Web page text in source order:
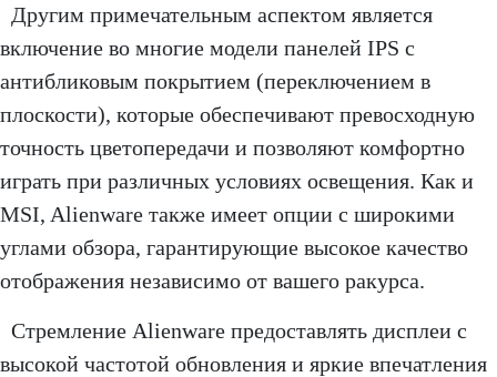
Другим примечательным аспектом является
включение во многие модели панелей IPS с
антибликовым покрытием (переключением в
плоскости), которые обеспечивают превосходную
точность цветопередачи и позволяют комфортно
играть при различных условиях освещения. Как и
MSI, Alienware также имеет опции с широкими
углами обзора, гарантирующие высокое качество
отображения независимо от вашего ракурса.
Стремление Alienware предоставлять дисплеи с
высокой частотой обновления и яркие впечатления